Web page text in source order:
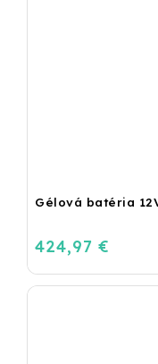
Gélová batéria
424,97 €